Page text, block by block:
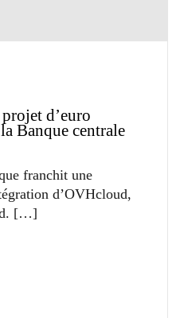
d’euro
Banque centrale
franchit une
d’OVHcloud,